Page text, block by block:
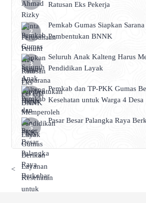
Ratusan Eks Pekerja
Pemkab Gumas Siapkan Sarana
Pembentukan BNNK
Seluruh Anak Kalteng Harus
Pendidikan Layak
Pemkab dan TP-PKK Gumas
Kesehatan untuk Warga 4 Desa
Pasar Besar Palangka Raya
<